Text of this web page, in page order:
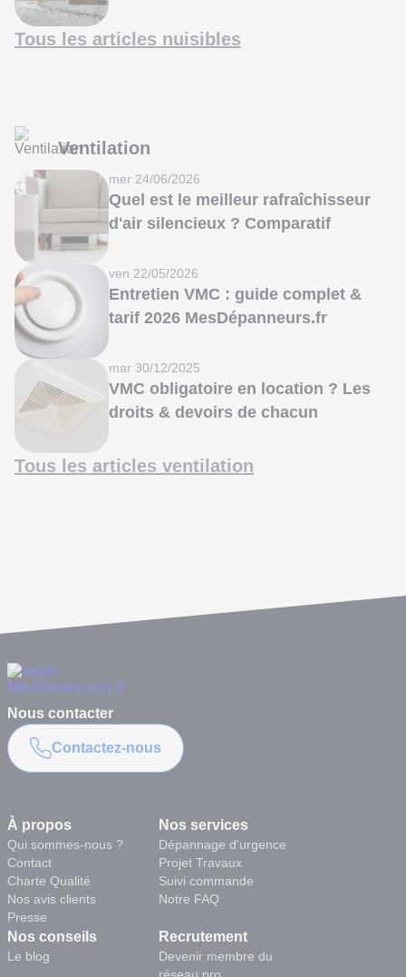
Tous les articles nuisibles
Ventilation
mer 24/06/2026
Quel est le meilleur rafraîchisseur
d'air silencieux ? Comparatif
ven 22/05/2026
Entretien VMC : guide complet &
tarif 2026 MesDépanneurs.fr
mar 30/12/2025
VMC obligatoire en location ? Les
droits & devoirs de chacun
Tous les articles ventilation
À propos
Qui sommes-nous ?
Contact
Charte Qualité
Nos avis clients
Presse
Nos services
Dépannage d'urgence
Projet Travaux
Suivi commande
Notre FAQ
Nos conseils
Le blog
Recrutement
Devenir membre du
Nous contacter
Contactez-nous